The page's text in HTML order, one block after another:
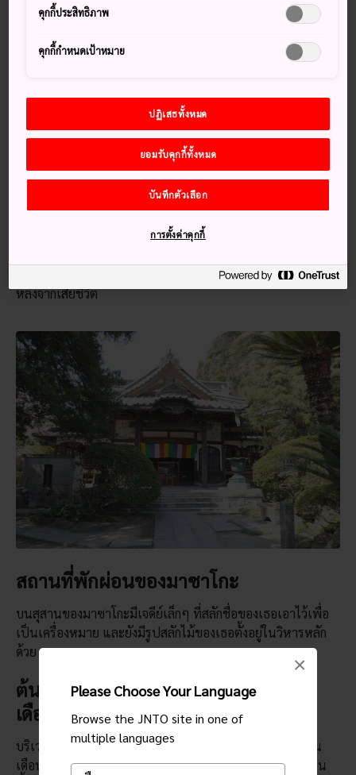
Please Choose Your Language
Browse the JNTO site in one of
multiple languages
×
วัดอันโยอินเป็นที่เก็บหลุมฝังศพของโฮโจ มาซาโกะ ภรรยาของ
วิธีการเดินทาง
วัดอันโยอินอยู่ห่างจากสถานีคามาคุระโดยเดินเพียง 10 นาที
เป็นอนุสรณ์แด่ผู้สถาปนาเมืองคามาคุระ
คือ มินาโมโตะ โนะ โยริโตโมะ
โฮโจ มาซาโกะ เป็นภรรยาของมินาโมโตะ โนะ โยริโตโมะ
นำโดยซามูไรเป็นครั้งแรกของญี่ปุ่น เมื่อเขาเสียชีวิต เธอสร้าง
ใหม่และตั้งชื่อใหม่ว่าอันโยอิน ซึ่งเป็นชื่อพุทธที่มาซาโกะได้รับ
หลังจากเสียชีวิต
สถานที่พักผ่อนของมาซาโกะ
บนสุสานของมาซาโกะมีเจดีย์เล็กๆ ที่สลักชื่อของเธอเอาไว้เพื่อ
เป็นเครื่องหมาย และยังมีรูปสลักไม้ของเธอตั้งอยู่ในวิหารหลัก
ด้วย
ต้นกุหลาบพันปีที่ขนาบสองข้างทางใน
เดือนพฤษภาคม
บริเวณวัดอันโยอินจะกลายเป็นสีชมพูจากดอกกุหลาบพันปีใน
เดือนพฤษภาคม ทำให้ที่นี่เป็นหนึ่งในวัดที่มีสีสันสดใสที่สุดใน
คุกกี้ประสิทธิภาพ
คุกกี้กำหนดเป้าหมาย
ปฏิเสธทั้งหมด
ยอมรับคุกกี้ทั้งหมด
บันทึกตัวเลือก
การตั้งค่าคุกกี้